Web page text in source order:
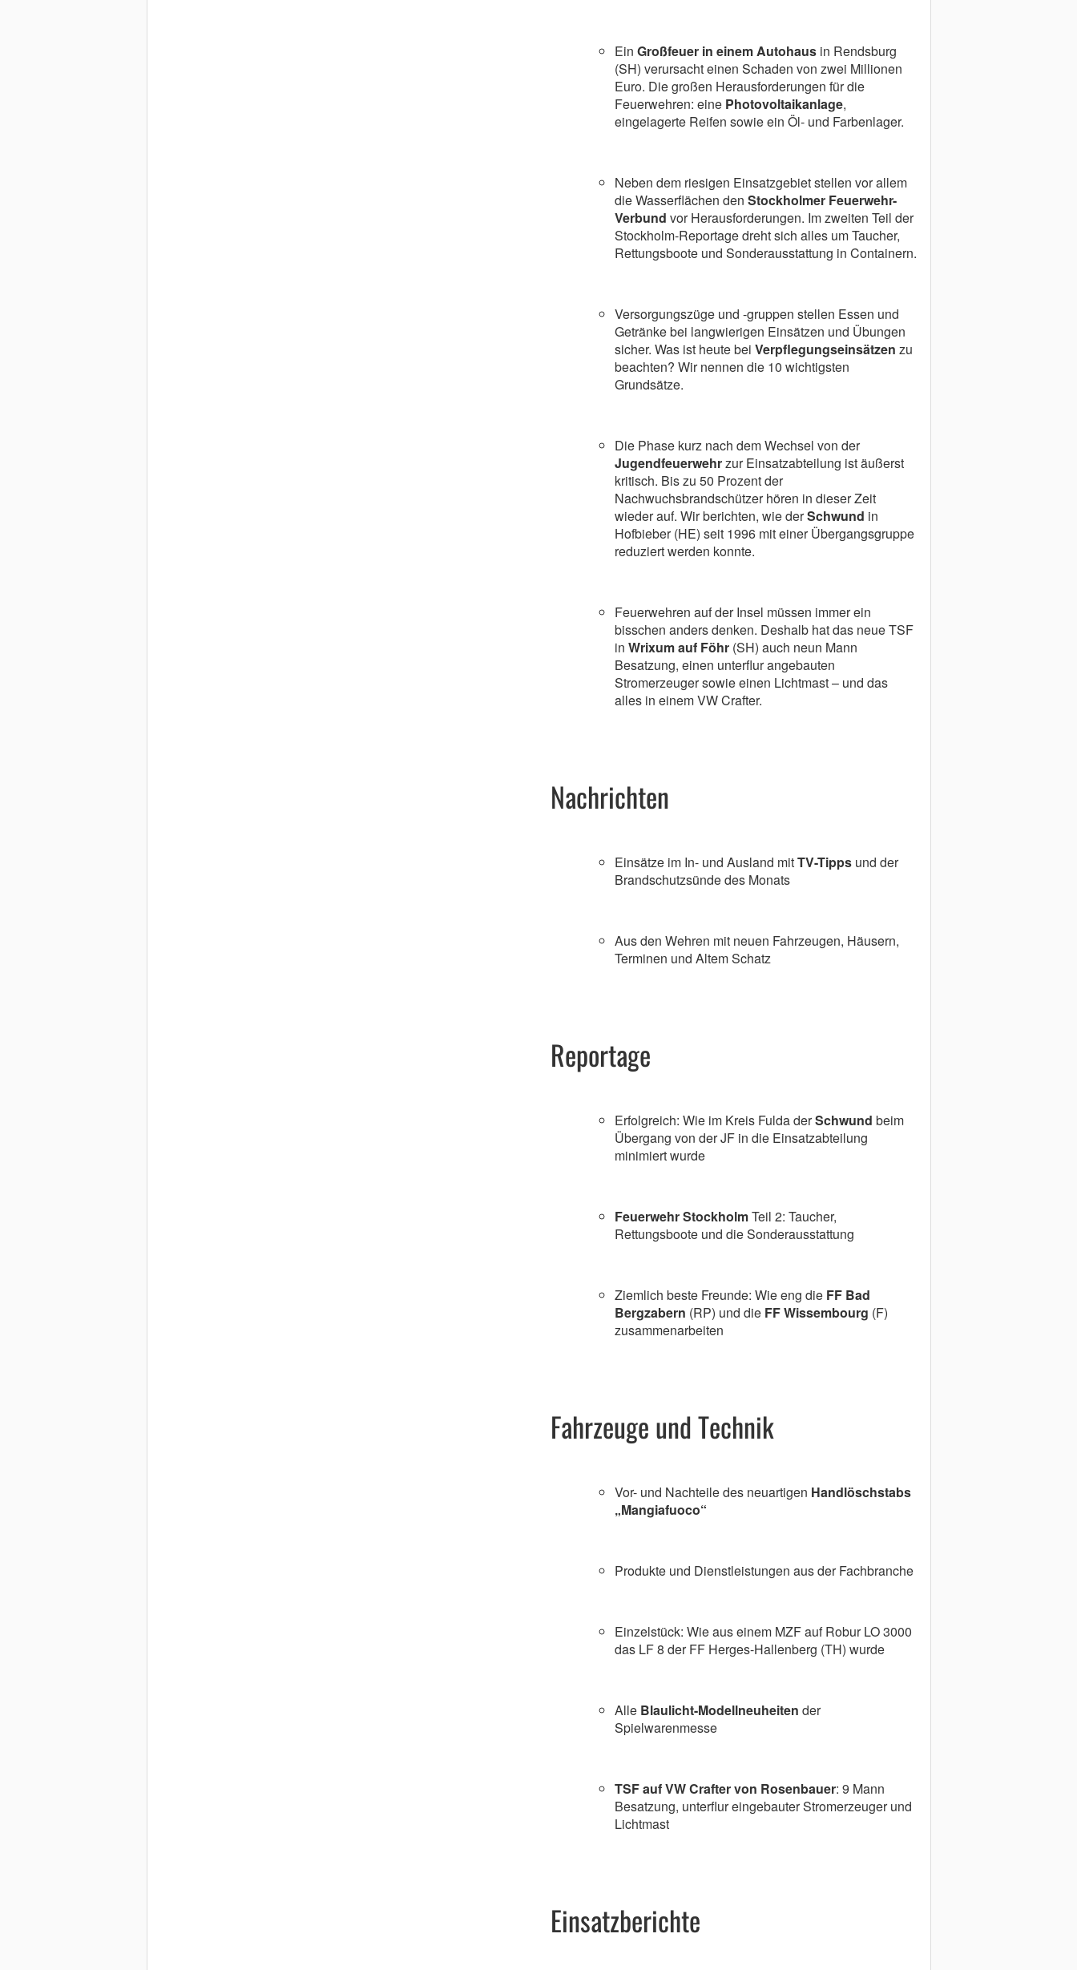
Ein Großfeuer in einem Autohaus in Rendsburg
(SH) verursacht einen Schaden von zwei Millionen
Euro. Die großen Herausforderungen für die
Feuerwehren: eine Photovoltaikanlage,
eingelagerte Reifen sowie ein Öl- und Farbenlager.
Neben dem riesigen Einsatzgebiet stellen vor allem
die Wasserflächen den Stockholmer Feuerwehr-
Verbund vor Herausforderungen. Im zweiten Teil der
Stockholm-Reportage dreht sich alles um Taucher,
Rettungsboote und Sonderausstattung in Containern.
Versorgungszüge und -gruppen stellen Essen und
Getränke bei langwierigen Einsätzen und Übungen
sicher. Was ist heute bei Verpflegungseinsätzen zu
beachten? Wir nennen die 10 wichtigsten
Grundsätze.
Die Phase kurz nach dem Wechsel von der
Jugendfeuerwehrzur Einsatzabteilung ist äußerst
kritisch. Bis zu 50 Prozent der
Nachwuchsbrandschützer hören in dieser Zeit
wieder auf. Wir berichten, wie derSchwund in
Hofbieber (HE) seit 1996 mit einer Übergangsgruppe
reduziert werden konnte.
Feuerwehren auf der Insel müssen immer ein
bisschen anders denken. Deshalb hat das neue TSF
in Wrixum auf Föhr (SH) auch neun Mann
Besatzung, einen unterflur angebauten
Stromerzeuger sowie einen Lichtmast – und das
alles in einem VW Crafter.
Nachrichten
Einsätze im In- und Ausland mitTV-Tipps und der
Brandschutzsünde des Monats
Aus den Wehren mit neuen Fahrzeugen, Häusern,
Terminen und Altem Schatz
Reportage
Erfolgreich: Wie im Kreis Fulda derSchwund beim
Übergang von der JF in die Einsatzabteilung
minimiert wurde
Feuerwehr StockholmTeil 2: Taucher,
Rettungsboote und die Sonderausstattung
Ziemlich beste Freunde: Wie eng die FF Bad
Bergzabern (RP) und die FF Wissembourg (F)
zusammenarbeiten
Fahrzeuge und Technik
Vor- und Nachteile des neuartigen Handlöschstabs
„Mangiafuoco“
Produkte und Dienstleistungen aus der Fachbranche
Einzelstück: Wie aus einem MZF auf Robur LO 3000
das LF 8 der FF Herges-Hallenberg (TH) wurde
Alle Blaulicht-Modellneuheiten der
Spielwarenmesse
TSF auf VW Crafter von Rosenbauer: 9 Mann
Besatzung, unterflur eingebauter Stromerzeuger und
Lichtmast
Einsatzberichte